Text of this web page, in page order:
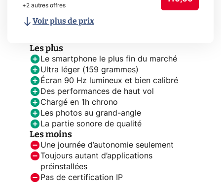
+2 autres offres
Voir plus de prix
Les plus
Le smartphone le plus fin du marché
Ultra léger (159 grammes)
Écran 90 Hz lumineux et bien calibré
Des performances de haut vol
Chargé en 1h chrono
Les photos au grand-angle
La partie sonore de qualité
Les moins
Une journée d’autonomie seulement
Toujours autant d’applications
préinstallées
Pas de certification IP